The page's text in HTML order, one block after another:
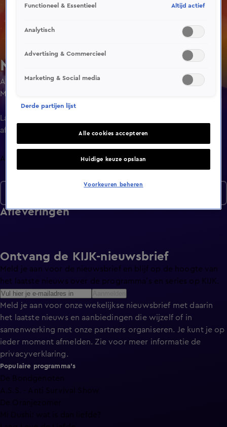
MasterChef Australia
Amateurkoks uit heel Australië strijden voor de titel van
Masterchef. Ze tonen hun kooktalenten aan de juryleden,
die bestaan uit beroemde Australische koks.
Laatste
aflevering
Afleveringen
Afleveringen
Ontvang de KIJK-nieuwsbrief
Meld je aan voor de nieuwsbrief en blijf op de hoogte van
het laatste nieuws over de programma’s en series op KIJK.
Meld je aan voor onze wekelijkse nieuwsbrief met daarin
het laatste nieuws en aanbiedingen die wijzelf of in
samenwerking met onze partners organiseren. Je kunt je op
ieder moment afmelden. Zie voor meer informatie de
privacyverklaring.
Populaire programma's
De Bondgenoten
A.S.S. - Anti Survival Show
De Oranjezomer
Mi Dushi: wat is dan liefde?
Functioneel & Essentieel Altijd actief
Analytisch
Advertising & Commercieel
Marketing & Social media
Derde partijen lijst
Alle cookies accepteren
Huidige keuze opslaan
Voorkeuren beheren